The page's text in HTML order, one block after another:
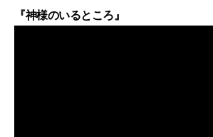
『神様のいるところ』